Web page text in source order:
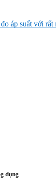
áp suất với
dụng